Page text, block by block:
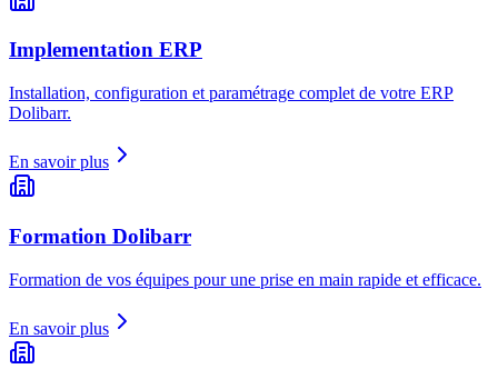
Implementation ERP
Installation, configuration et paramétrage complet de votre ERP
Dolibarr.
En savoir plus
Formation Dolibarr
Formation de vos équipes pour une prise en main rapide et efficace.
En savoir plus